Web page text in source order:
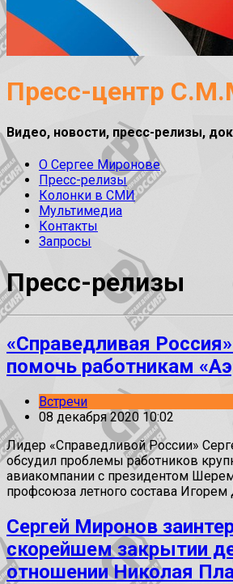
Пресс-центр
Видео, новости, пресс-релизы,
О Сергее Миронове
Пресс-релизы
Колонки в СМИ
Мультимедиа
Контакты
Запросы
Пресс-релизы
«Справедливая
помочь работникам
Встречи
08 декабря 2020 10:02
Лидер «Справедливой России»
обсудил проблемы работников
авиакомпании с президентом
профсоюза летного состава
Сергей Миронов
скорейшем закрытии
отношении Николая